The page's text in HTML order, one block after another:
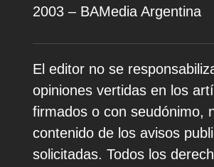
2003 – BAMedia Argentina
El editor no se
opiniones vertidas en los
firmados o con seudónimo,
contenido de los avisos
solicitadas. Todos los